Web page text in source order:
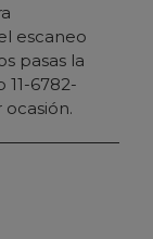
escaneo
pasas la
6782-